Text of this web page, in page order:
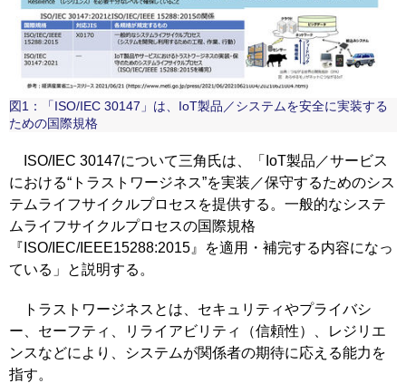
図1：「ISO/IEC 30147」は、IoT製品／システムを安全に実装する
ための国際規格
ISO/IEC 30147について三角氏は、「IoT製品／サービス
における“トラストワージネス”を実装／保守するためのシス
テムライフサイクルプロセスを提供する。一般的なシステ
ムライフサイクルプロセスの国際規格
『ISO/IEC/IEEE15288:2015』を適用・補完する内容になっ
ている」と説明する。
トラストワージネスとは、セキュリティやプライバシ
ー、セーフティ、リライアビリティ（信頼性）、レジリエ
ンスなどにより、システムが関係者の期待に応える能力を
指す。